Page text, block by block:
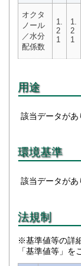
オクタ
ノール
／水分
配係数
1.
2
1
1.
2
1
用途
該当データがあ
環境基準
該当データがあ
法規制
※基準値等の詳
「基準値等」を